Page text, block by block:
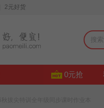
2元好货
0元抢